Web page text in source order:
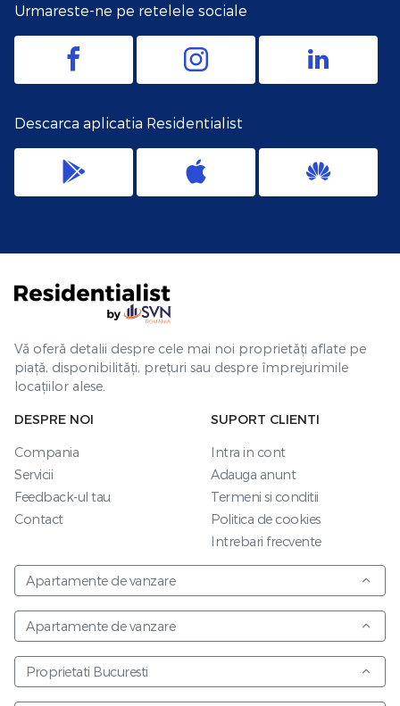
Urmareste-ne pe retelele sociale
Descarca aplicatia Residentialist
Vă oferă detalii despre cele mai noi proprietăți aflate pe
piață, disponibilități, prețuri sau despre împrejurimile
locațiilor alese.
DESPRE NOI
Compania
Servicii
Feedback-ul tau
Contact
SUPORT CLIENTI
Intra in cont
Adauga anunt
Termeni si conditii
Politica de cookies
Intrebari frecvente
Apartamente de vanzare
Apartamente de vanzare
Proprietati Bucuresti